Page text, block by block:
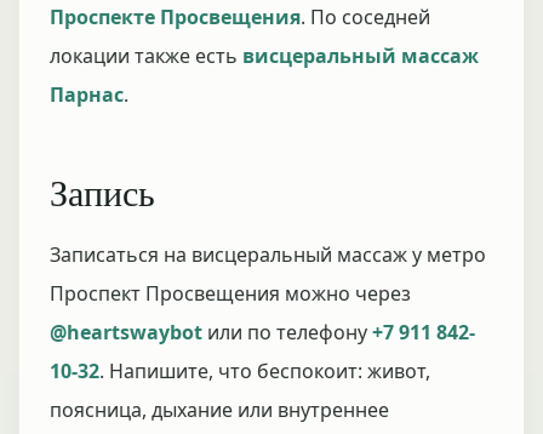
Проспекте Просвещения. По соседней
локации также есть висцеральный массаж
Парнас.
Запись
Записаться на висцеральный массаж у метро
Проспект Просвещения можно через
@heartswaybot или по телефону+7 911 842-
10-32. Напишите, что беспокоит: живот,
поясница, дыхание или внутреннее